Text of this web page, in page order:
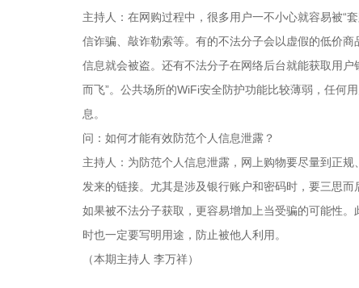
主持人：在网购过程中，很多用户一不小心就容易被“
信诈骗、敲诈勒索等。有的不法分子会以虚假的低价
信息就会被盗。还有不法分子在网络后台就能获取用
而飞”。公共场所的WiFi安全防护功能比较薄弱，任何
息。
问：如何才能有效防范个人信息泄露？
主持人：为防范个人信息泄露，网上购物要尽量到正
发来的链接。尤其是涉及银行账户和密码时，要三思
如果被不法分子获取，更容易增加上当受骗的可能性
时也一定要写明用途，防止被他人利用。
（本期主持人 李万祥）